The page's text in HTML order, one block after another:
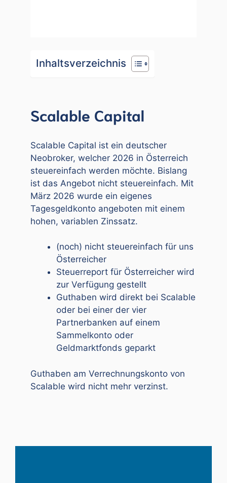
Inhaltsverzeichnis
Scalable Capital
Scalable Capital ist ein deutscher
Neobroker, welcher 2026 in Österreich
steuereinfach werden möchte. Bislang
ist das Angebot nicht steuereinfach. Mit
März 2026 wurde ein eigenes
Tagesgeldkonto angeboten mit einem
hohen, variablen Zinssatz.
(noch) nicht steuereinfach für uns
Österreicher
Steuerreport für Österreicher wird
zur Verfügung gestellt
Guthaben wird direkt bei Scalable
oder bei einer der vier
Partnerbanken auf einem
Sammelkonto oder
Geldmarktfonds geparkt
Guthaben am Verrechnungskonto von
Scalable wird nicht mehr verzinst.